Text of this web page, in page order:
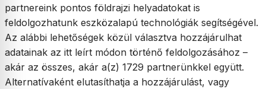
partnereink pontos földrajzi helyadatokat is
feldolgozhatunk eszközalapú technológiák segítségével.
Az alábbi lehetőségek közül választva hozzájárulhat
adatainak az itt leírt módon történő feldolgozásához –
akár az összes, akár a(z) 1729 partnerünkkel együtt.
Alternatívaként elutasíthatja a hozzájárulást, vagy